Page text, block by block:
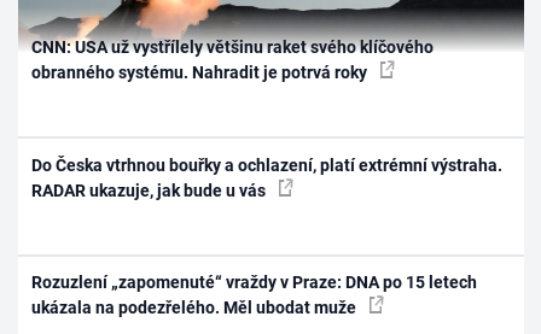
CNN: USA už vystřílely většinu raket svého klíčového
obranného systému. Nahradit je potrvá roky
Do Česka vtrhnou bouřky a ochlazení, platí extrémní výstraha.
RADAR ukazuje, jak bude u vás
Rozuzlení „zapomenuté“ vraždy v Praze: DNA po 15 letech
ukázala na podezřelého. Měl ubodat muže